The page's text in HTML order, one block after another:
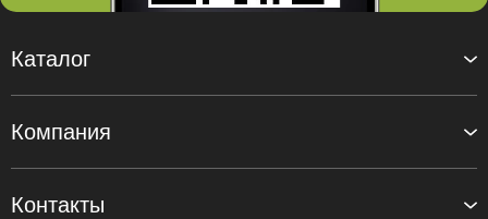
Контакты
Каталог
Компания